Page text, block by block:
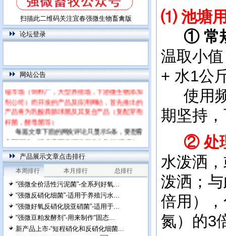
扫描此二维码关注宜春强微生物畜禽版
论坛登录
网站公告
本网站为饲用乳酸菌特别网站，专门针对高
剂公司）而开发的产品及应用网站，首先推出的
产品将为乳酸粪肠球菌及其复合产品（复配芽孢
杆菌，酵母菌等）
每篇文章下面的网友评论只显示5条，要想看
全部评论，请点击网友评论框右上角的“更多”
产品展示文章点击排行
本周排行 本月排行 总排行
“强微全价活性污泥菌”-全系列好氧...
“强微反硝化细菌”-适用于养殖污水...
“强微好氧反硝化脱亚硝菌”-适用于...
“强微豆粕发酵剂”-用来制作“固态...
新产品上市-“短程硝化和反硝化细菌...
⑴池塘
① 常规
温取小
+ 水1公
使用频
期坚持
② 处理
水泼洒
泼洒；
倍用）
氮）的3